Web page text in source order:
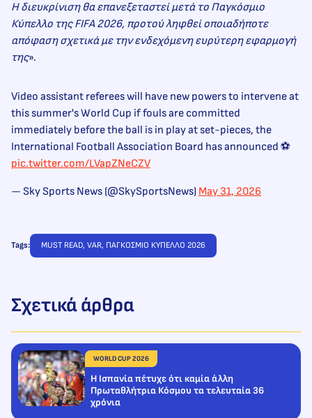
Η διευκρίνιση θα επανεξεταστεί μετά το Παγκόσμιο
Κύπελλο της FIFA 2026, προτού ληφθεί οποιαδήποτε
απόφαση σχετικά με την ενδεχόμενη ευρύτερη εφαρμογή
της».
Video assistant referees will have new powers to intervene at
this summer's World Cup if fouls are committed
immediately before the ball is in play at set-pieces, the
International Football Association Board has announced ⚽️
pic.twitter.com/LVapZNeCZV
— Sky Sports News (@SkySportsNews) May 31, 2026
Tags: MUST READ, VAR, ΠΑΓΚΟΣΜΙΟ ΚΥΠΕΛΛΟ 2026
Σχετικά άρθρα
WORLD CUP 2026
Η Ισπανία πέτυχε ότι καμία άλλη
Πρωταθλήτρια Κόσμου τα τελευταία 36
χρόνια